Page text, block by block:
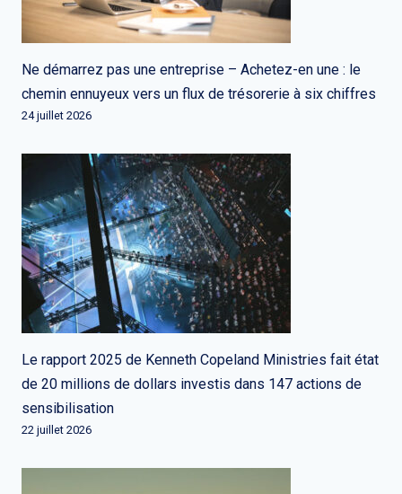
Ne démarrez pas une entreprise – Achetez-en une : le
chemin ennuyeux vers un flux de trésorerie à six chiffres
24 juillet 2026
Le rapport 2025 de Kenneth Copeland Ministries fait état
de 20 millions de dollars investis dans 147 actions de
sensibilisation
22 juillet 2026